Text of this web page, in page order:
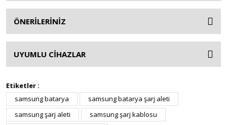
ÖNERİLERİNİZ
UYUMLU CİHAZLAR
Etiketler :
samsung batarya
samsung batarya şarj aleti
samsung şarj aleti
samsung şarj kablosu